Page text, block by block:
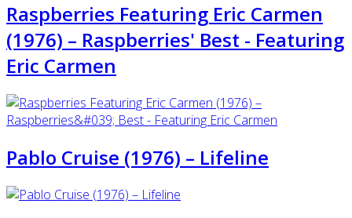
Raspberries Featuring Eric Carmen
(1976) – Raspberries' Best - Featuring
Eric Carmen
Pablo Cruise (1976) – Lifeline